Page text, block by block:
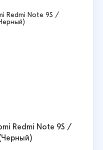
Redmi Note 9S /